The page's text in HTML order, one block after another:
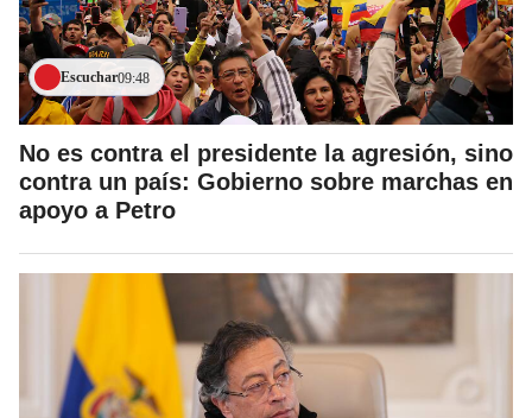
Escuchar09:48
No es contra el presidente la agresión, sino
contra un país: Gobierno sobre marchas en
apoyo a Petro